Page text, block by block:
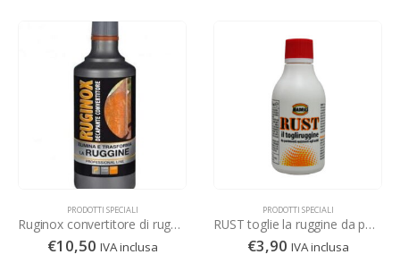
PRODOTTI SPECIALI
Ruginox convertitore di ruggine decapante professionale, Faren
€10,50 IVA inclusa
PRODOTTI SPECIALI
RUST toglie la ruggine da pavimenti e superfici in modo definitivo
€3,90 IVA inclusa